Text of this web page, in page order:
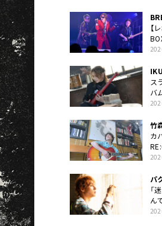
【
ス
バ
ク
竹
カ
パ
「
ん